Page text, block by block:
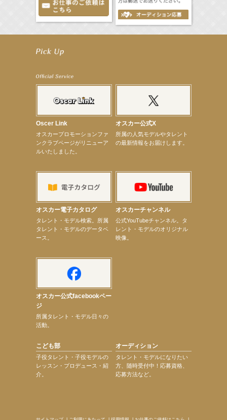
【武井咲】ENFÖLD 2026 PF/FW archetypeに登場！
【elfin’】8月16日（日）「全世界」発売記念イベント決定！
【elfin’】7thシングル『全世界』がFM TANABEでO.A.決定♪
【昆虫ハンター牧田習】宝塚市立手塚治虫記念館トークショー＆宝塚文化芸術センター昆虫展示イ
ショーゲスト出演！
【定本楓馬】WEB DIGVII 連載企画『東京23時』に登場！
【髙橋ひかる】7月雑誌掲載情報
【elfin’】7thシングル『全世界』がFMふくろうでパワープレイO.A.決定
【elfin’】【辻美優】8月28日（金）「辻美優(elfin’)グレイテスト・ショー」に出演決定！
【elfin’】9月27日（日）「Beauty Voice Theater Reboot Vol.3」開催決定！
【本田紗来】「Ray」9月号発売中！
【宇垣美里】「マンガ【推しの子】展‐星のキセキ‐」オープニングイベント
Oscer Link
オスカープロモーションファ
ンクラブページがリニューア
ルいたしました。
オスカー公式X
所属の人気モデルやタレント
の最新情報をお届けします。
オスカー電子カタログ
タレント・モデル検索。所属
タレント・モデルのデータベ
ース。
オスカーチャンネル
公式YouTubeチャンネル。タ
レント・モデルのオリジナル
映像。
オスカー公式facebookペー
ジ
所属タレント・モデル日々の
活動。
こども部
子役タレント・子役モデルの
レッスン・プロデュース・紹
介。
オーディション
タレント・モデルになりたい
方、随時受付中！応募資格、
応募方法など。